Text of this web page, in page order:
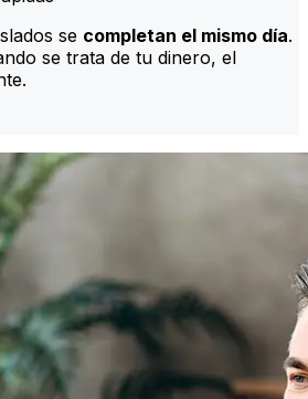
se completan el mismo día.
se trata de tu dinero, el